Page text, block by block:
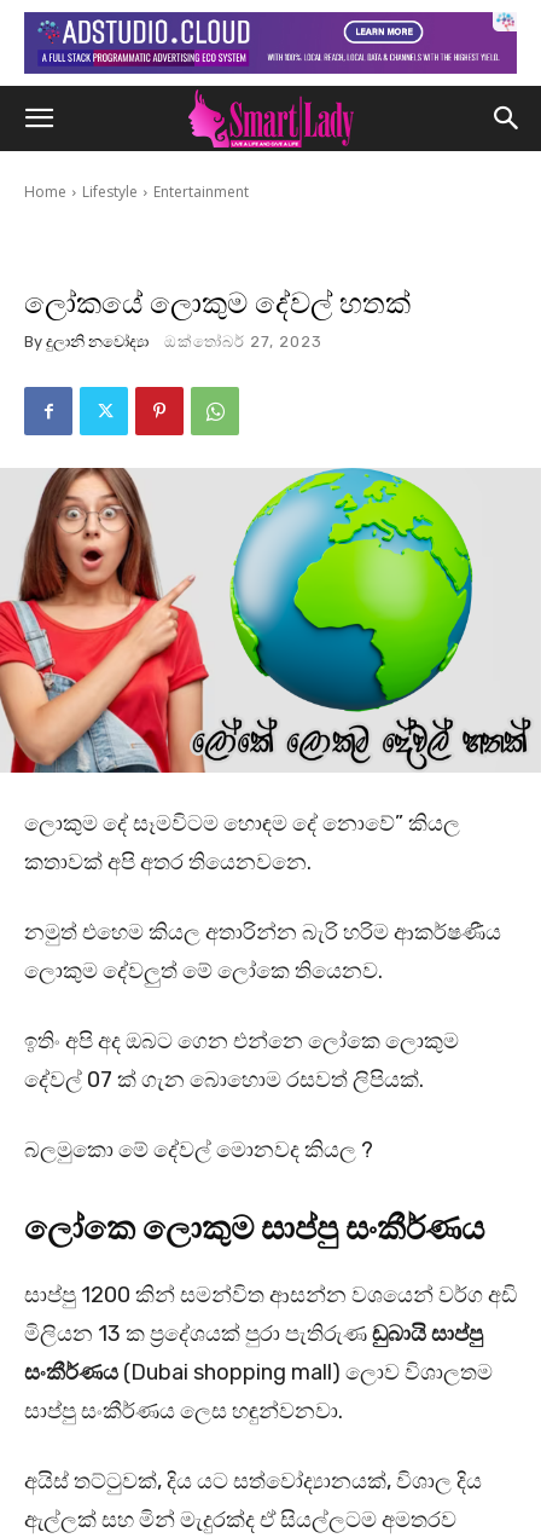
Home Lifestyle Entertainment
ලෝකයේ ලොකුම දේවල් හතක්
By දුලානි නවෝද්‍යා ඔක්තෝබර් 27, 2023
ලොකුම දේ සෑමවිටම හොඳම දේ නොවේ” කියල
කතාවක් අපි අතර තියෙනවනෙ.
නමුත් එහෙම කියල අතාරින්න බැරි හරිම ආකර්ෂණීය
ලොකුම දේවලුත් මේ ලෝකෙ තියෙනව.
ඉතිං අපි අද ඔබට ගෙන එන්නෙ ලෝකෙ ලොකුම
දේවල් 07 ක් ගැන බොහොම රසවත් ලිපියක්.
බලමුකො මේ දේවල් මොනවද කියල ?
ලෝකෙ ලොකුම සාප්පු සංකීර්ණය
සාප්පු 1200 කින් සමන්විත ආසන්න වශයෙන් වර්ග අඩි
මිලියන 13 ක ප්‍රදේශයක් පුරා පැතිරුණඩුබායි සාප්පු
සංකීර්ණය (Dubai shopping mall) ලොව විශාලතම
සාප්පු සංකීර්ණය ලෙස හඳුන්වනවා.
අයිස් තට්ටුවක්, දිය යට සත්වෝද්‍යානයක්, විශාල දිය
ඇල්ලක් සහ මින් මැදුරක්ද ඒ සියල්ලටම අමතරව